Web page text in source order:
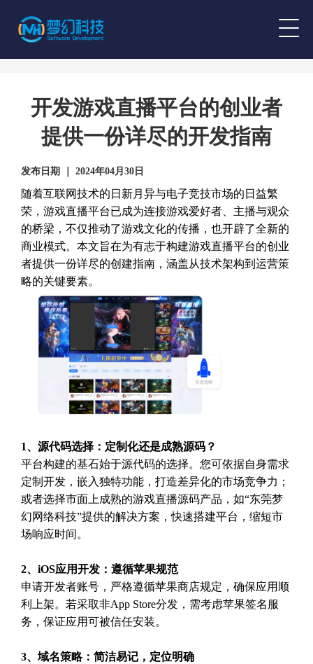
开发游戏直播平台的创业者
提供一份详尽的开发指南
发布日期 ｜ 2024年04月30日
随着互联网技术的日新月异与电子竞技市场的日益繁
荣，游戏直播平台已成为连接游戏爱好者、主播与观众
的桥梁，不仅推动了游戏文化的传播，也开辟了全新的
商业模式。本文旨在为有志于构建游戏直播平台的创业
者提供一份详尽的创建指南，涵盖从技术架构到运营策
略的关键要素。
1、源代码选择：定制化还是成熟源码？
平台构建的基石始于源代码的选择。您可依据自身需求
定制开发，嵌入独特功能，打造差异化的市场竞争力；
或者选择市面上成熟的游戏直播源码产品，如“东莞梦
幻网络科技”提供的解决方案，快速搭建平台，缩短市
场响应时间。
2、iOS应用开发：遵循苹果规范
申请开发者账号，严格遵循苹果商店规定，确保应用顺
利上架。若采取非App Store分发，需考虑苹果签名服
务，保证应用可被信任安装。
3、域名策略：简洁易记，定位明确